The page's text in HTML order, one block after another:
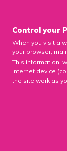
Control your
When you visit a
your browser,
This information,
Internet device
the site work as